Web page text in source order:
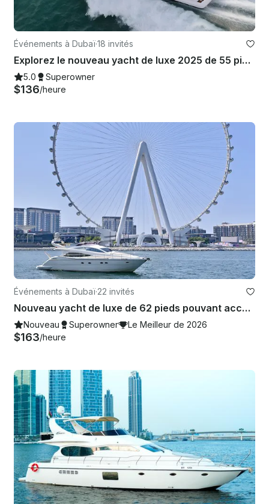
Événements à Dubaï·18 invités
Explorez le nouveau yacht de luxe 2025 de 55 pieds de Dubaï - 18 personnes - Meilleure offre à Dubaï
5.0 Superowner
$136/heure
Événements à Dubaï·22 invités
Nouveau yacht de luxe de 62 pieds pouvant accueillir jusqu'à 22 personnes, meilleure offre dans la marina de Dubaï
Nouveau Superowner Le Meilleur de 2026
$163/heure